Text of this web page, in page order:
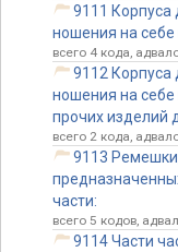
9111 Корпуса
ношения на себе
всего 4 кода,
9112 Корпуса
ношения на себе
прочих изделий
всего 2 кода,
9113
части:
всего 5 кодов,
9114 Части